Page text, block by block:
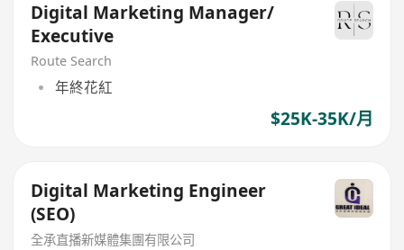
Digital Marketing Manager/
Executive
Route Search
年終花紅
$25K-35K/月
Digital Marketing Engineer
(SEO)
全承直播新媒體集團有限公司